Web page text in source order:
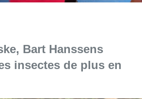
Bart Hanssens
insectes de plus en